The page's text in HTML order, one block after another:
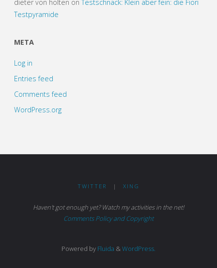
dieter von holten onTestschnack: Klein aber fein: die Fiori
Testpyramide
META
Log in
Entries feed
Comments feed
WordPress.org
TWITTER | XING
Haven't got enough yet? Watch my activities in the net!
Comments Policy and Copyright
Powered by Fluida &WordPress.